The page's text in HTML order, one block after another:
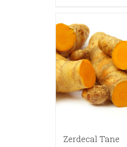
Zerdecal Tane